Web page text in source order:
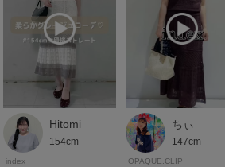
Hitomi
154cm
index
ちぃ
147cm
OPAQUE.CLIP